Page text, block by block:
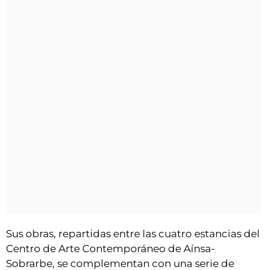
Sus obras, repartidas entre las cuatro estancias del
Centro de Arte Contemporáneo de Aínsa-
Sobrarbe, se complementan con una serie de